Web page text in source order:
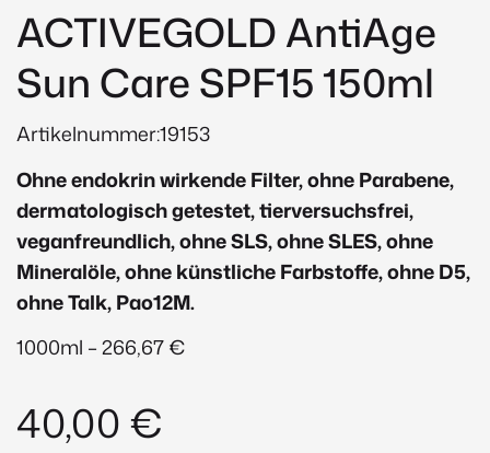
ACTIVEGOLD AntiAge
Sun Care SPF15 150ml
Artikelnummer:19153
Ohne endokrin wirkende Filter, ohne Parabene,
dermatologisch getestet, tierversuchsfrei,
veganfreundlich, ohne SLS, ohne SLES, ohne
Mineralöle, ohne künstliche Farbstoffe, ohne D5,
ohne Talk, Pao12M.
1000ml – 266,67 €
40,00€